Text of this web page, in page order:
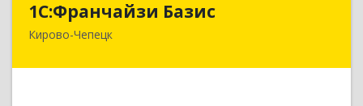
1С:Франчайзи Базис
Кирово-Чепецк
613044, Кировская обл, город Кирово-Чепецк